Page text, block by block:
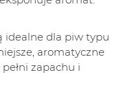
idealne dla piw typu
aromatyczne
zapachu i